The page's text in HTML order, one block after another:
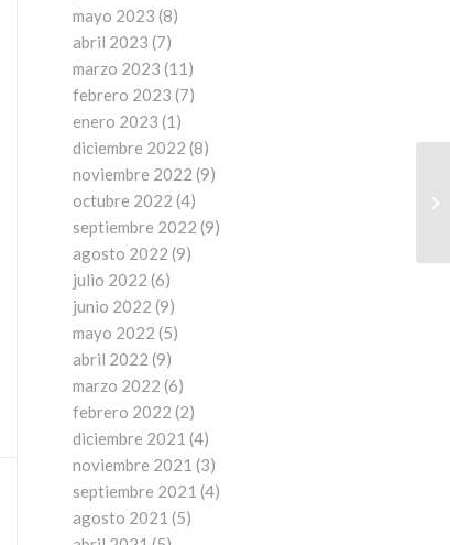
mayo 2023 (8)
abril 2023 (7)
marzo 2023 (11)
febrero 2023 (7)
enero 2023 (1)
diciembre 2022 (8)
noviembre 2022 (9)
octubre 2022 (4)
septiembre 2022 (9)
agosto 2022 (9)
julio 2022 (6)
junio 2022 (9)
mayo 2022 (5)
abril 2022 (9)
marzo 2022 (6)
febrero 2022 (2)
diciembre 2021 (4)
noviembre 2021 (3)
septiembre 2021 (4)
agosto 2021 (5)